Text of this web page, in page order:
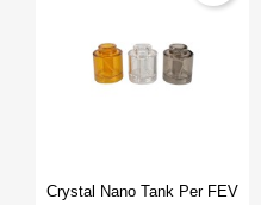
Anteprima
Crystal Nano Tank Per FEV